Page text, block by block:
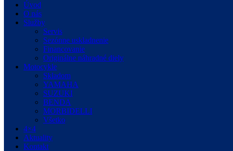
Úvod
O nás
Služby
Servis
Sezónne uskladnenie
Financovanie
Originálne náhradné diely
Motocykle
Skladom
YAMAHA
SUZUKI
BENDA
MORBIDELLI
Všetko
4×4
Aktuality
Kontakt